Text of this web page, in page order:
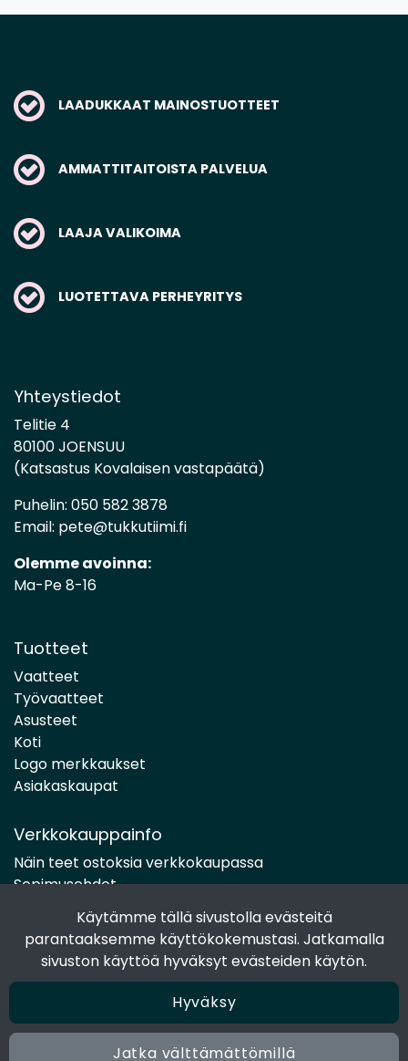
Käytämme tällä sivustolla evästeitä
parantaaksemme käyttökokemustasi. Jatkamalla
sivuston käyttöä hyväksyt evästeiden käytön.
Hyväksy
Jatka välttämättömillä
LAADUKKAAT MAINOSTUOTTEET
AMMATTITAITOISTA PALVELUA
LAAJA VALIKOIMA
LUOTETTAVA PERHEYRITYS
Yhteystiedot
Telitie 4
80100 JOENSUU
(Katsastus Kovalaisen vastapäätä)
Puhelin: 050 582 3878
Email: pete@tukkutiimi.fi
Olemme avoinna:
Ma-Pe 8-16
Tuotteet
Vaatteet
Työvaatteet
Asusteet
Koti
Logo merkkaukset
Asiakaskaupat
Verkkokauppainfo
Näin teet ostoksia verkkokaupassa
Sopimusehdot
Toimitustavat
Maksutavat
Tietosuojaseloste
Seuraa sosiaalisessa mediassa
Facebook